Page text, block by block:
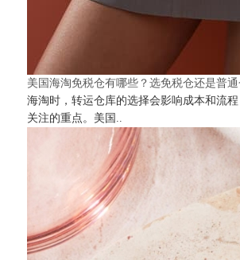
美国海淘免税仓有哪些？选免税仓还是普通
海淘时，转运仓库的选择会影响成本和流
关注的重点。美国..